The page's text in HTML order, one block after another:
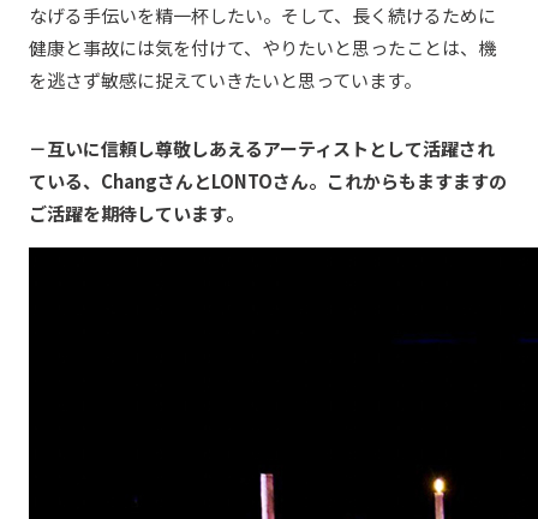
なげる手伝いを精一杯したい。そして、長く続けるために
健康と事故には気を付けて、やりたいと思ったことは、機
を逃さず敏感に捉えていきたいと思っています。
－互いに信頼し尊敬しあえるアーティストとして活躍され
ている、ChangさんとLONTOさん。これからもますますの
ご活躍を期待しています。